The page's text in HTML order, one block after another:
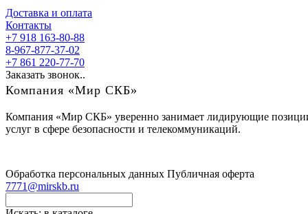
Доставка и оплата
Контакты
+7 918 163-80-88
8-967-877-37-02
+7 861 220-77-70
Заказать звонок..
Компания «Мир СКБ»
Компания «Мир СКБ» уверенно занимает лидирующие
услуг в сфере безопасности и телекоммуникаций.
Обработка персональных данных Публичная оферта
7771@mirskb.ru